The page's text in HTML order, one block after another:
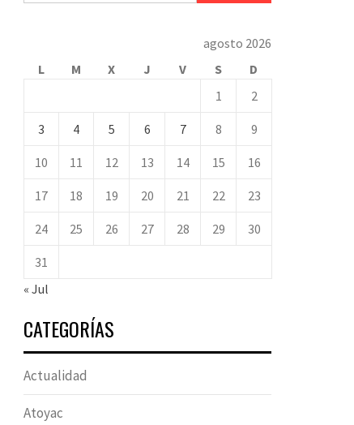
agosto 2026
L
M X J V S
D
1
2
3 4 5 6 7 8 9
10 11 12 13 14 15 16
17 18 19 20 21 22 23
24 25 26 27 28 29 30
31
« Jul
CATEGORÍAS
Actualidad
Atoyac